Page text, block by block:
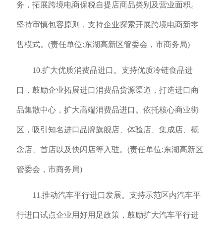
务，拓展跨境电商保税自提店商品类别及营业面积。
坚持审慎包容原则，支持企业探索开展跨境电商新零
售模式。(责任单位:东湖高新区管委会，市商务局)
10.扩大优质消费品进口。支持优质冷链食品进
口，鼓励企业拓展进口消费品货源渠道，打造进口商
品集散中心，扩大高端消费品进口。依托核心商业街
区，吸引知名进口品牌旗舰店、体验店、集成店、概
念店、首店以及快闪店等入驻。(责任单位:东湖高新区
管委会，市商务局)
11.推动汽车平行进口发展。支持示范区内汽车平
行进口试点企业用好用足政策，鼓励扩大汽车平行进